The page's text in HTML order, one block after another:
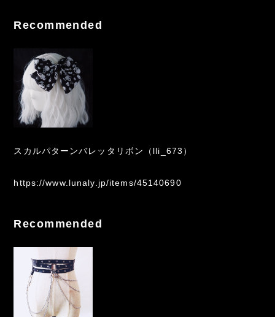
Recommended
スカルパターンバレッタリボン（lli_673）
https://www.lunaly.jp/items/45140690
Recommended